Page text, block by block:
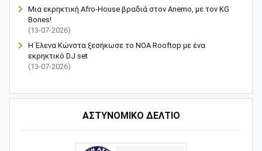
Μια εκρηκτική Afro-House βραδιά στον Anemo, με τον KG
Bones!
(13-07-2026)
Η Έλενα Κώνστα ξεσήκωσε το NOA Rooftop με ένα
εκρηκτικό DJ set
(13-07-2026)
ΑΣΤΥΝΟΜΙΚΟ ΔΕΛΤΙΟ